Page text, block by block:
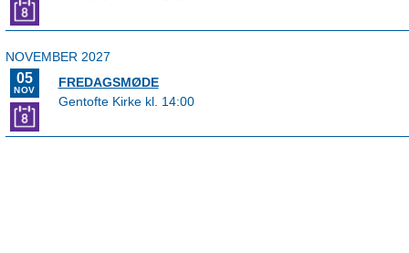
NOVEMBER 2027
05
NOV
FREDAGSMØDE
Gentofte Kirke kl. 14:00